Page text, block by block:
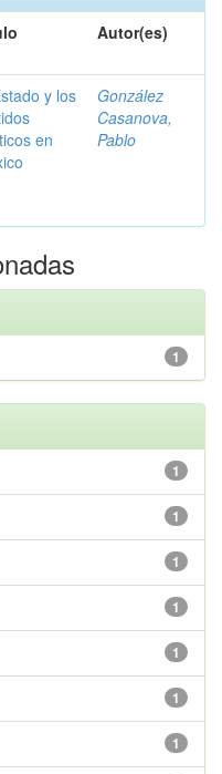
Autor(es)
y los
en
González
Casanova,
Pablo
1
1
1
1
1
1
1
1